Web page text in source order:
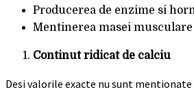
Producerea de enzime si
Mentinerea masei musculare
Continut ridicat de calciu
Desi valorile exacte nu sunt